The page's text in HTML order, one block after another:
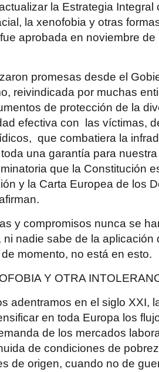
la Estrategia Integral
la xenofobia y otras
aprobada en noviembre
promesas desde el
reivindicada por muchas
de protección de la
efectiva con las víctimas,
que combatiera la
una garantía para
que la Constitución
y la Carta Europea de los
y compromisos nunca se
ni nadie sabe de la aplicación
momento, no está en esto.
Y OTRA
adentramos en el siglo XXI,
en toda Europa los
de los mercados
de condiciones de
de origen, cuando no de